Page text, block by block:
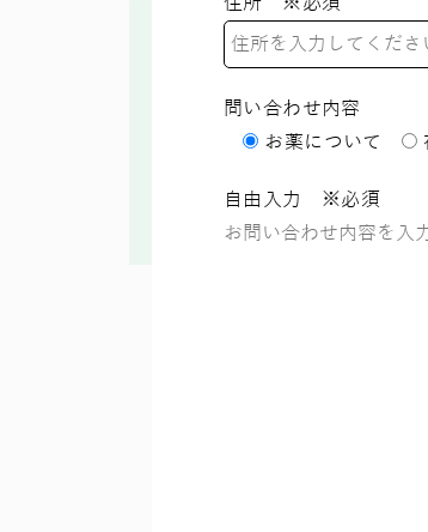
問い合わせ内容
お薬について
自由入力 ※必須